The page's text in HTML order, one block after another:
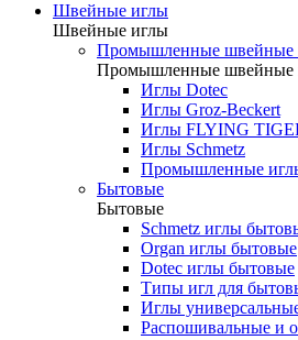
Швейные иглы
Швейные иглы
Промышленные швейные
Промышленные швейные
Иглы Dotec
Иглы Groz-Beckert
Иглы FLYING
Иглы Schmetz
Промышленные
Бытовые
Бытовые
Schmetz иглы
Organ иглы бытовые
Dotec иглы бытовые
Типы игл для
Иглы
Распошивальные и